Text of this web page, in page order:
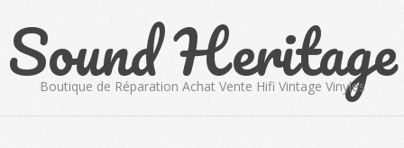
content
Sound Heritage
Boutique de Réparation Achat Vente Hifi Vintage Vinyles